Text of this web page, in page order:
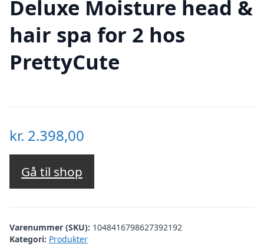
Deluxe Moisture head &
hair spa for 2 hos
PrettyCute
kr. 2.398,00
Gå til shop
Varenummer (SKU): 1048416798627392192
Kategori: Produkter